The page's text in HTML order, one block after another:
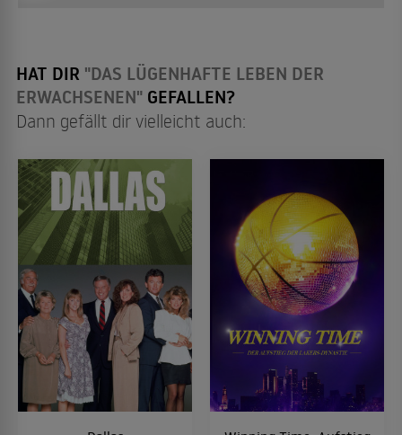
HAT DIR "DAS LÜGENHAFTE LEBEN DER
ERWACHSENEN" GEFALLEN?
Dann gefällt dir vielleicht auch: